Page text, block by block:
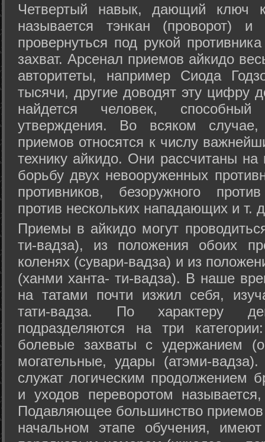
Четвертый навык, дающий ключ
называется тэнкан (проворот)
провернуться под рукой
захват. Арсенал приемов айкидо
авторитеты, например Сиода
тысячи, другие доводят эту цифру
найдется человек,
утверждения. Во всяком
приемов относятся к числу
технику айкидо. Они рассчитаны
борьбу двух невооруженных
противников, безоружного
против нескольких нападающих и т.
Приемы в айкидо могут
ти-вадза), из положения обоих
коленях (сувари-вадза) и из
(ханми ханта- ти-вадза). В наше
на татами почти изжил себя,
тати-вадза. По характеру
подразделяются на три
болевые захваты с удержанием
могательные, удары (атэми-
служат логическим продолжением
и уходов переворотом
Подавляющее большинство
начальном этапе обучения,